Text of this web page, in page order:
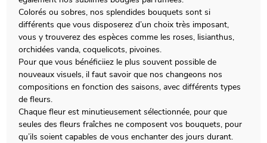
Colorés ou sobres, nos splendides bouquets sont si
différents que vous disposerez d’un choix très imposant,
vous y trouverez des espèces comme les roses, lisianthus,
orchidées vanda, coquelicots, pivoines.
Pour que vous bénéficiiez le plus souvent possible de
nouveaux visuels, il faut savoir que nos changeons nos
compositions en fonction des saisons, avec différents types
de fleurs.
Chaque fleur est minutieusement sélectionnée, pour que
seules des fleurs fraîches ne composent vos bouquets, pour
qu’ils soient capables de vous enchanter des jours durant.